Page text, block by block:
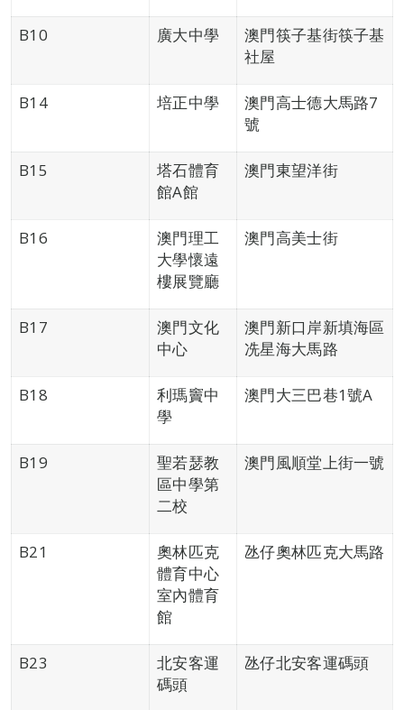
B10 廣大中學
澳門筷子基街筷子基
社屋
B14 培正中學
澳門高士德大馬路7
號
B15
塔石體育
館A館
澳門東望洋街
B16
澳門理工
大學懷遠
樓展覽廳
澳門高美士街
B17
澳門文化
中心
澳門新口岸新填海區
冼星海大馬路
B18
利瑪竇中
學
澳門大三巴巷1號A
B19
聖若瑟教
區中學第
二校
澳門風順堂上街一號
B21
奧林匹克
體育中心
室內體育
館
氹仔奧林匹克大馬路
B23
北安客運
碼頭
氹仔北安客運碼頭